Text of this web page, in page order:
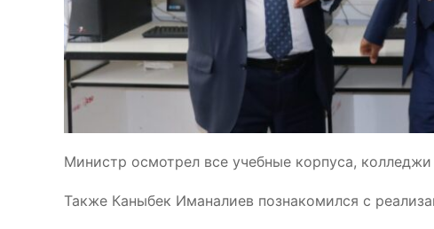
Министр осмотрел все учебные корпуса,
Также Каныбек Иманалиев познакомился с